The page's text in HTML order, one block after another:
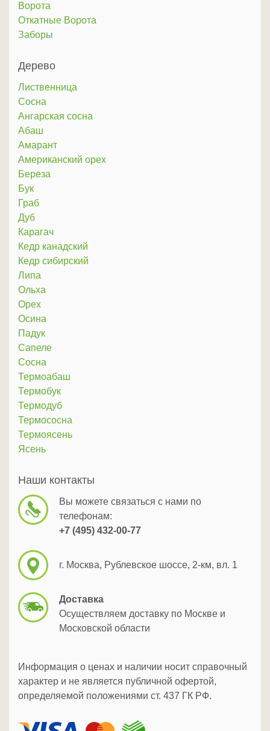
Ворота
Откатные Ворота
Заборы
Дерево
Лиственница
Сосна
Ангарская сосна
Абаш
Амарант
Американский орех
Береза
Бук
Граб
Дуб
Карагач
Кедр канадский
Кедр сибирский
Липа
Ольха
Орех
Осина
Падук
Сапеле
Сосна
Термоабаш
Термобук
Термодуб
Термососна
Термоясень
Ясень
Наши контакты
Вы можете связаться с нами по
телефонам:
+7 (495) 432-00-77
г. Москва, Рублевское шоссе, 2-км, вл. 1
Доставка
Осуществляем доставку по Москве и
Московской области
Информация о ценах и наличии носит справочный
характер и не является публичной офертой,
определяемой положениями ст. 437 ГК РФ.